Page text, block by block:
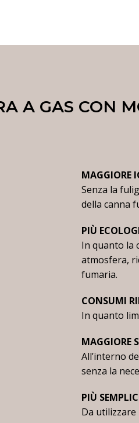
A GAS CON
MAGGIORE
Senza la
della canna
PIÙ
In quanto la
atmosfera,
fumaria.
CONSUMI
In quanto
MAGGIORE
All’interno
senza la
PIÙ
Da